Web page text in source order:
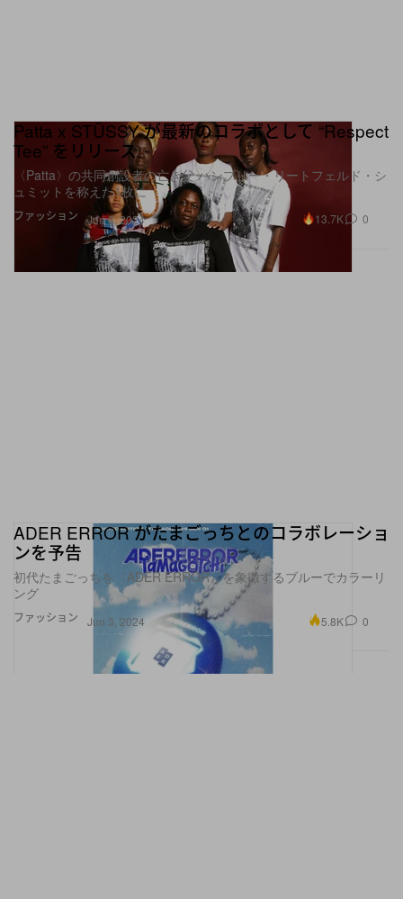
ファッション
Patta x STÜSSY が最新のコラボとして “Respect
Tee” をリリース
〈Patta〉の共同創設者の亡き父 ハンプリー・リートフェルド・シ
ュミットを称えた1枚に
Jun 3, 2024 13.7K 0
ファッション
ADER ERROR がたまごっちとのコラボレーショ
ンを予告
初代たまごっちを〈ADER ERROR〉を象徴するブルーでカラーリ
ング
Jun 3, 2024 5.8K 0